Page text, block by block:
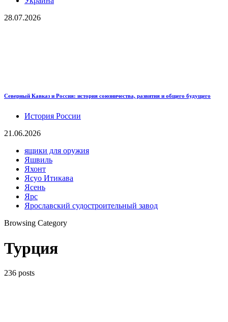
28.07.2026
Северный Кавказ и Россия: история союзничества, развития и общего будущего
История России
21.06.2026
ящики для оружия
Яшвиль
Яхонт
Ясуо Итикава
Ясень
Ярс
Ярославский судостроительный завод
Browsing Category
Турция
236 posts